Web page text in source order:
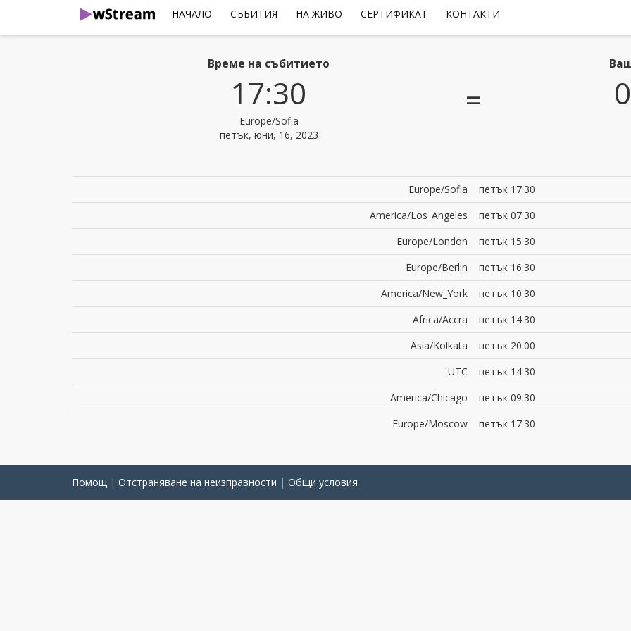
НАЧАЛО СЪБИТИЯ НА ЖИВО СЕРТИФИКАТ КОНТАКТИ
Време на събитието
17:30
Europe/Sofia
петък, юни, 16, 2023
=
Europe/Sofia
петък 17:30
America/Los_Angeles
петък 07:30
Europe/London
петък 15:30
Europe/Berlin
петък 16:30
America/New_York
петък 10:30
Africa/Accra
петък 14:30
Asia/Kolkata
петък 20:00
UTC
петък 14:30
America/Chicago
петък 09:30
Europe/Moscow
петък 17:30
Помощ | Отстраняване на неизправности | Общи условия